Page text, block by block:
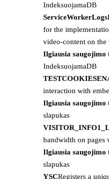
IndeksuojamaDB
for the
video-content on the
Ilgiausia saugojimo
IndeksuojamaDB
interaction with
Ilgiausia saugojimo
slapukas
bandwidth on pages
Ilgiausia saugojimo
slapukas
YSCRegisters a